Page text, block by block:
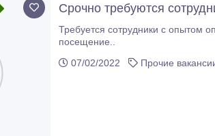
Срочно требуются
Требуется сотрудники с опытом
посещение..
07/02/2022
Прочие